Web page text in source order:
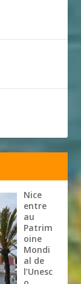
Nice
entre
au
Patrim
oine
Mondi
al de
l’Unesc